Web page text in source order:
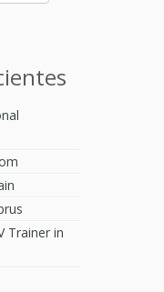
Trainer in